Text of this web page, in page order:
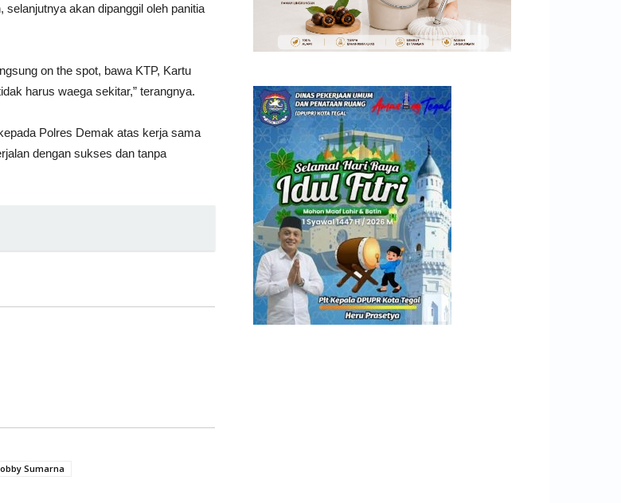
akan dipanggil oleh panitia
on the spot, bawa KTP, Kartu
harus waega sekitar,” terangnya.
Polres Demak atas kerja sama
dengan sukses dan tanpa
Sumarna